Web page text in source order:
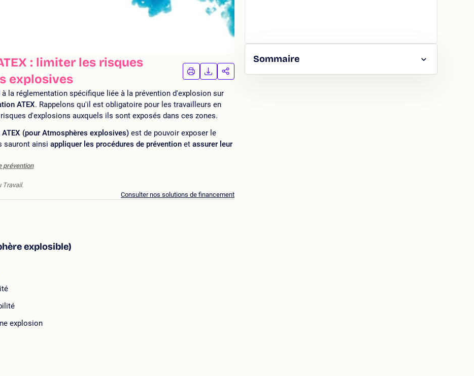
: limiter les risques
explosives
IMPRIMER
LA
FORMATION
TÉLÉCHARGER
LA
FORMATION
PARTAGER
à la réglementation spécifique liée à la prévention d'explosion sur
ATEX. Rappelons qu'il est obligatoire pour les travailleurs en
d'explosions auxquels ils sont exposés dans ces zones.
(pour Atmosphères explosives) est de pouvoir exposer le
sauront ainsi appliquer les procédures de prévention et assurer leur
prévention
Travail.
Consulter nos solutions de financement
explosible)
explosion
Sommaire